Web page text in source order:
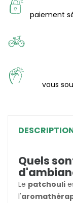
paiement
vous
Quels
Le patchouli
l'